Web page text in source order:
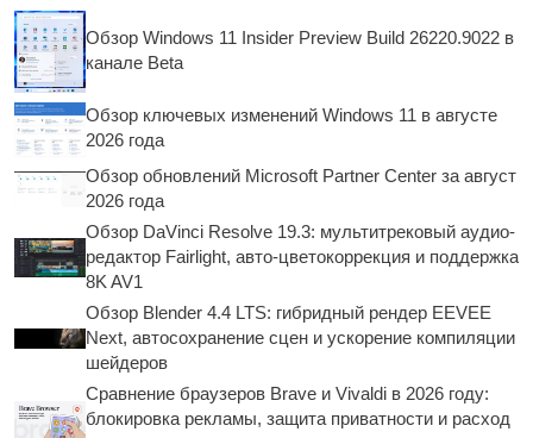
Обзор Windows 11 Insider Preview Build 26220.9022 в
канале Beta
Обзор ключевых изменений Windows 11 в августе
2026 года
Обзор обновлений Microsoft Partner Center за август
2026 года
Обзор DaVinci Resolve 19.3: мультитрековый аудио-
редактор Fairlight, авто-цветокоррекция и поддержка
8K AV1
Обзор Blender 4.4 LTS: гибридный рендер EEVEE
Next, автосохранение сцен и ускорение компиляции
шейдеров
Сравнение браузеров Brave и Vivaldi в 2026 году:
блокировка рекламы, защита приватности и расход